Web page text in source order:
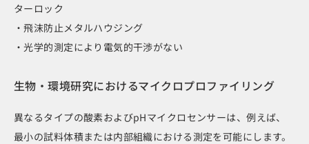
ターロック
・飛沫防止メタルハウジング
・光学的測定により電気的干渉がない
生物・環境研究におけるマイクロプロファイリング
異なるタイプの酸素およびpHマイクロセンサーは、例えば、
最小の試料体積または内部組織における測定を可能にします。